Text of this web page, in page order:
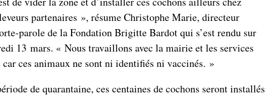
partenaires », résume Christophe Marie, directeur
parole de la Fondation Brigitte Bardot qui s’est rendu sur
13 mars. « Nous travaillons avec la mairie et les services
ces animaux ne sont ni identifiés ni vaccinés. »
de quarantaine, ces centaines de cochons seront installés